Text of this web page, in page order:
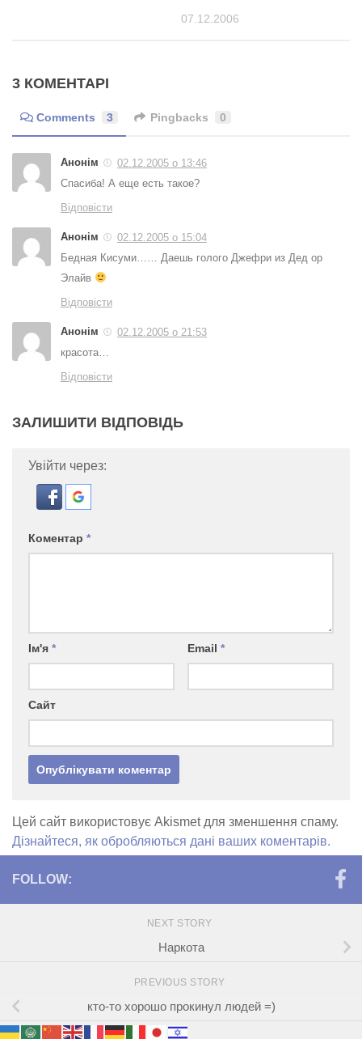
07.12.2006
3 КОМЕНТАРІ
Comments 3 Pingbacks 0
Анонім
02.12.2005 о 13:46
Спасиба! А еще есть такое?
Відповісти
Анонім
02.12.2005 о 15:04
Бедная Кисуми…… Даешь голого Джефри из Дед ор
Элайв
Відповісти
Анонім
02.12.2005 о 21:53
красота…
Відповісти
ЗАЛИШИТИ ВІДПОВІДЬ
Увійти через:
Коментар *
Ім'я * Email *
Сайт
Цей сайт використовує Akismet для зменшення спаму.
Дізнайтеся, як обробляються дані ваших коментарів.
FOLLOW:
NEXT STORY
Наркота
PREVIOUS STORY
кто-то хорошо прокинул людей =)